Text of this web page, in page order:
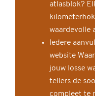
atlasblok?
waardevolle
Iedere
website
jouw losse
tellers de
compleet te